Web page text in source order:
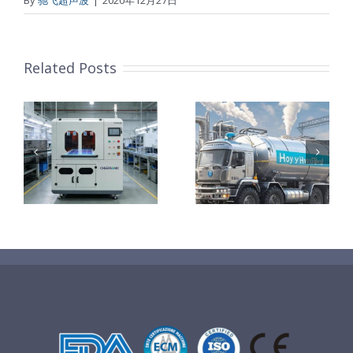
Related Posts
认识氢、了解
氢、守护氢安
全
电解槽研报